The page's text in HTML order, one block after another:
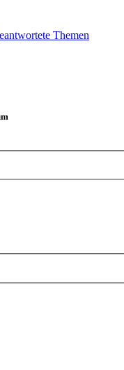
Themen